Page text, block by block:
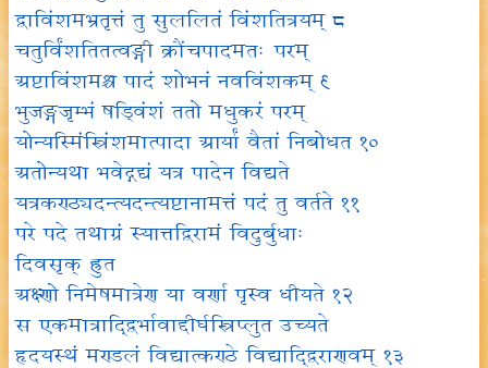
द्वाविंशमभ्रतृत्तं तु सुललितं विंशतित्रयम् ८
चतुर्विंशतितत्वङ्गी क्रौंचपादमतः परम्
अष्टाविंशमश्च पादं शोभनं नवविंशकम् ९
भुजङ्गजृम्भं षड्विंशं ततो मधुकरं परम्
योन्यस्मिंस्त्रिंशमात्पादा आर्यां वैतां निबोधत १०
अतोन्यथा भवेद्गद्यं यत्र पादेन विद्यते
यत्रकण्ठ्यदन्त्यदन्त्यष्टानामत्तं पदं तु वर्तते ११
परे पदे तथाग्रं स्यात्तद्विरामं विदुर्बुधाः
दिवसृक् ह्रुत
अक्ष्णो निमेषमात्रेण या वर्णा पृस्व धीयते १२
स एकमात्राद्द्विर्भावाद्दीर्घस्त्रिप्लुत उच्यते
हृदयस्थं मण्डलं विद्यात्कण्ठे विद्याद्द्विराणवम् १३